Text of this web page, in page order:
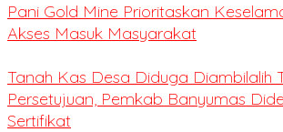
Pani Gold Mine Prioritaskan
Akses Masuk Masyarakat
Tanah Kas Desa Diduga Diambilalih
Persetujuan, Pemkab Banyumas
Sertifikat